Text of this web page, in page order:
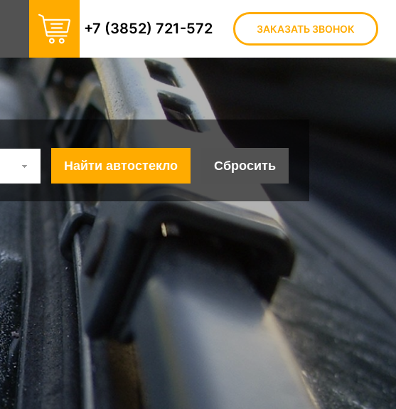
+7 (3852) 721-572 ЗАКАЗАТЬ ЗВОНОК